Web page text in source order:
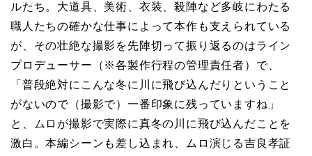
ルたち。大道具、美術、衣装、殺陣など多岐にわたる
職人たちの確かな仕事によって本作も支えられている
が、その壮絶な撮影を先陣切って振り返るのはライン
プロデューサー（※各製作行程の管理責任者）で、
「普段絶対にこんな冬に川に飛び込んだりということ
がないので（撮影で）一番印象に残っていますね」
と、ムロが撮影で実際に真冬の川に飛び込んだことを
激白。本編シーンも差し込まれ、ムロ演じる吉良孝証